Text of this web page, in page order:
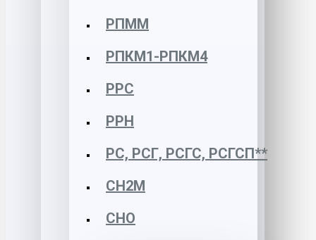
РПММ
РПКМ1-РПКМ4
РРС
РРН
РС, РСГ, РСГС, РСГСП**
СН2М
СНО